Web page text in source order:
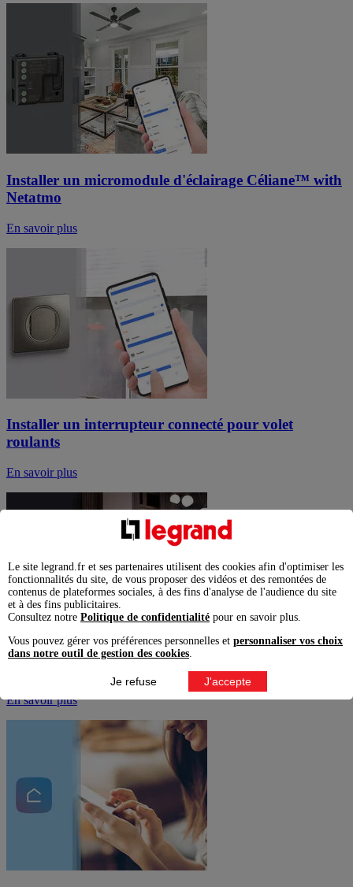
Installer un micromodule d'éclairage Céliane™ with
Netatmo
En savoir plus
Installer un interrupteur connecté pour volet
roulants
En savoir plus
Ajouter une commande sans fil
En savoir plus
Le site legrand.fr et ses partenaires utilisent des cookies afin d'optimiser les
fonctionnalités du site, de vous proposer des vidéos et des remontées de
contenus de plateformes sociales, à des fins d'analyse de l'audience du site
et à des fins publicitaires.
Consultez notre Politique de confidentialité pour en savoir plus.
Vous pouvez gérer vos préférences personnelles et personnaliser vos choix
dans notre outil de gestion des cookies
Je refuse J'accepte